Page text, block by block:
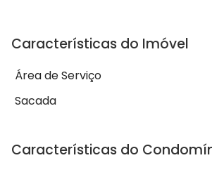
Características do Imóvel
Área de Serviço
Sacada
Características do